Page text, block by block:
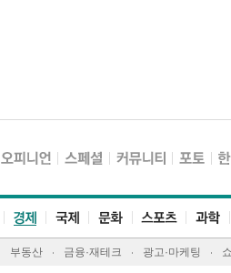
부동산 금융·재테크 광고·마케팅